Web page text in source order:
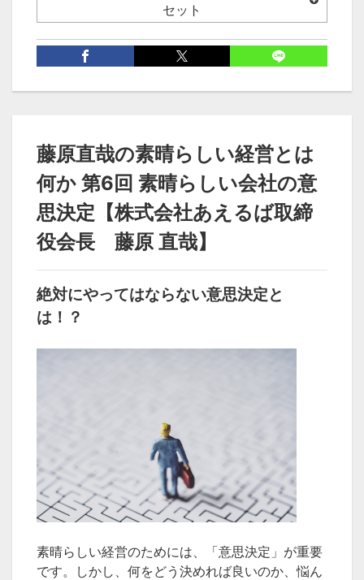
セット
次の動画
藤原直哉の素晴らしい
経営とは何か 第5回 素
晴らしい会社の人財教
育【株式会社あえるば
取締役会長 藤原 直
哉】
前の動画
藤原直哉の素晴らしい
経営とは何か 第7回 素
晴らしい会社の未来創
造【株式会社あえるば
取締役会長 藤原 直
哉】
カテゴリ
先生別 >藤原 直哉 先生
藤原直哉の素晴らしい経営とは
何か 第6回 素晴らしい会社の意
思決定【株式会社あえるば取締
役会長 藤原 直哉】
絶対にやってはならない意思決定と
は！？
素晴らしい経営のためには、「意思決定」が重要
です。しかし、何をどう決めれば良いのか、悩ん